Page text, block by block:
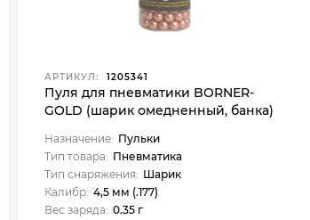
АРТИКУЛ: 1205341
Пуля для пневматики BORNER-
GOLD (шарик омедненный, банка)
Назначение: Пульки
Тип товара: Пневматика
Тип снаряжения: Шарик
Калибр: 4,5 мм (.177)
Вес заряда: 0.35 г